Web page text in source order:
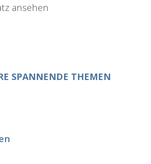
ansehen
SPANNENDE THEMEN